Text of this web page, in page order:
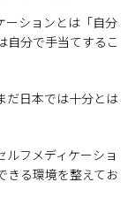
ーションとは「自分
自分で手当てするこ
だ日本では十分とは
フメディケーショ
きる環境を整えてお